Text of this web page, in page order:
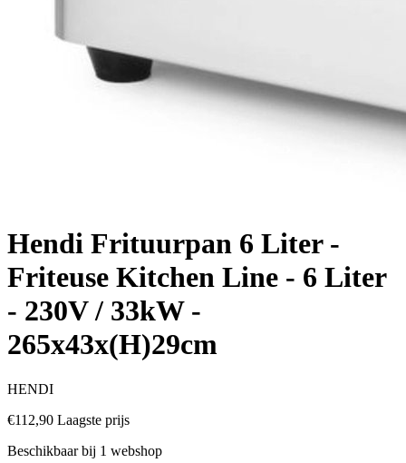
Hendi Frituurpan 6 Liter -
Friteuse Kitchen Line - 6 Liter
- 230V / 33kW -
265x43x(H)29cm
HENDI
€112,90 Laagste prijs
Beschikbaar bij 1 webshop